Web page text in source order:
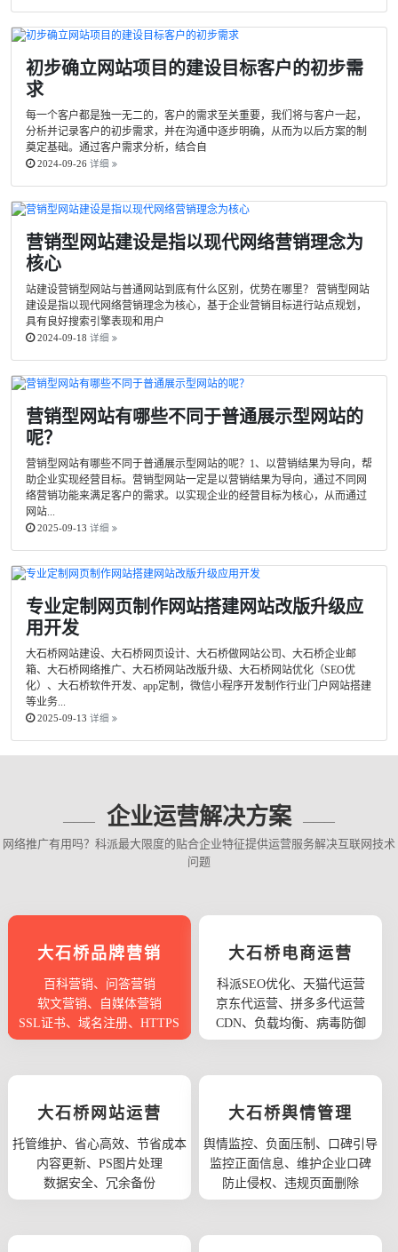
初步确立网站项目的建设目标客户的初步需
求
每一个客户都是独一无二的，客户的需求至关重要，我们将与客户一起，
分析并记录客户的初步需求，并在沟通中逐步明确，从而为以后方案的制
奠定基础。通过客户需求分析，结合自
2024-09-26 详细
营销型网站建设是指以现代网络营销理念为
核心
站建设营销型网站与普通网站到底有什么区别，优势在哪里？ 营销型网站
建设是指以现代网络营销理念为核心，基于企业营销目标进行站点规划，
具有良好搜索引擎表现和用户
2024-09-18 详细
营销型网站有哪些不同于普通展示型网站的
呢？
营销型网站有哪些不同于普通展示型网站的呢？1、以营销结果为导向，帮
助企业实现经营目标。营销型网站一定是以营销结果为导向，通过不同网
络营销功能来满足客户的需求。以实现企业的经营目标为核心，从而通过
网站...
2025-09-13 详细
专业定制网页制作网站搭建网站改版升级应
用开发
大石桥网站建设、大石桥网页设计、大石桥做网站公司、大石桥企业邮
箱、大石桥网络推广、大石桥网站改版升级、大石桥网站优化（SEO优
化）、大石桥软件开发、app定制，微信小程序开发制作行业门户网站搭建
等业务...
2025-09-13 详细
企业运营解决方案
网络推广有用吗？科派最大限度的贴合企业特征提供运营服务解决互联网技术
问题
大石桥品牌营销
百科营销、问答营销
软文营销、自媒体营销
SSL证书、域名注册、HTTPS
大石桥电商运营
科派SEO优化、天猫代运营
京东代运营、拼多多代运营
CDN、负载均衡、病毒防御
大石桥网站运营
托管维护、省心高效、节省成本
内容更新、PS图片处理
数据安全、冗余备份
大石桥舆情管理
舆情监控、负面压制、口碑引导
监控正面信息、维护企业口碑
防止侵权、违规页面删除